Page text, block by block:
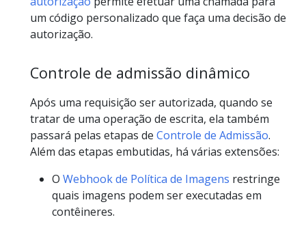
um código personalizado que faça uma decisão de
autorização.
Controle de admissão dinâmico
Após uma requisição ser autorizada, quando se
tratar de uma operação de escrita, ela também
passará pelas etapas de Controle de Admissão.
Além das etapas embutidas, há várias extensões:
O Webhook de Política de Imagens restringe
quais imagens podem ser executadas em
contêineres.